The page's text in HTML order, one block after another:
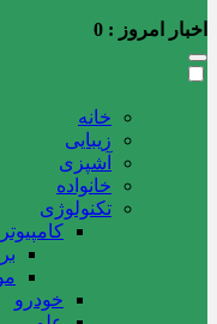
اخبار امروز : 0
خانه
زیبایی
آشپزی
خانواده
تکنولوژی
کامپیوتر
خودرو